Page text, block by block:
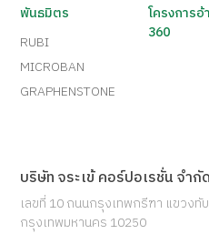
พันธมิตร
RUBI
MICROBAN
GRAPHENSTONE
โครงการอ้
360
บริษัท จระเข้ คอร์ปอเรชั่น จำกัด
เลขที่ 10 ถนนกรุงเทพกรีฑา แขวงทั
กรุงเทพมหานคร 10250